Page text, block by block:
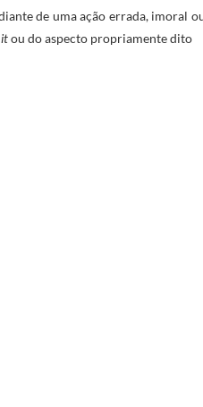
de uma ação errada, imoral
itou do aspecto propriamente dito